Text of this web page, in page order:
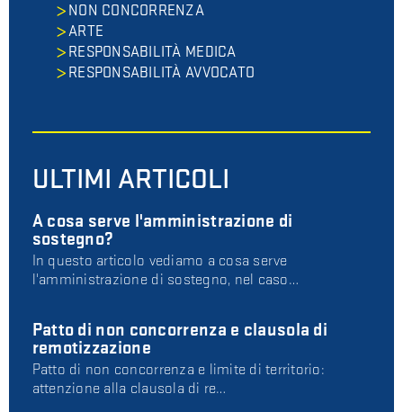
NON CONCORRENZA
ARTE
RESPONSABILITÀ MEDICA
RESPONSABILITÀ AVVOCATO
ULTIMI ARTICOLI
A cosa serve l'amministrazione di
sostegno?
In questo articolo vediamo a cosa serve
l'amministrazione di sostegno, nel caso…
Patto di non concorrenza e clausola di
remotizzazione
Patto di non concorrenza e limite di territorio:
attenzione alla clausola di re…